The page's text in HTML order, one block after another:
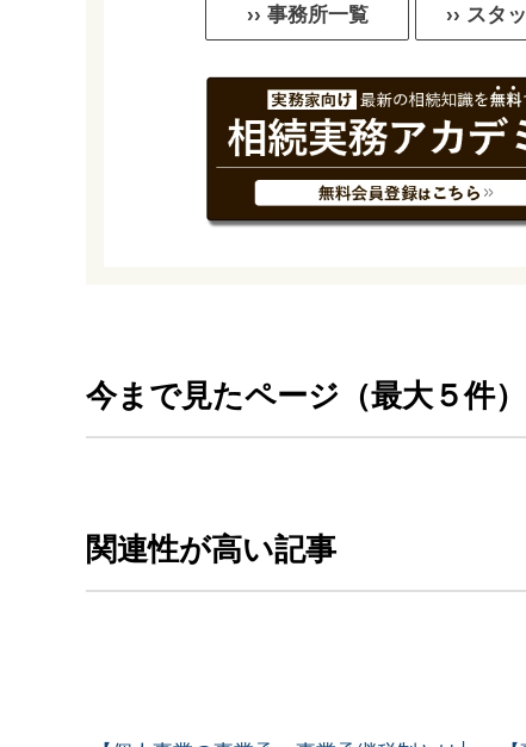
›› 事務所一覧 ›› スタ
今まで見たページ（最大５件）
関連性が高い記事